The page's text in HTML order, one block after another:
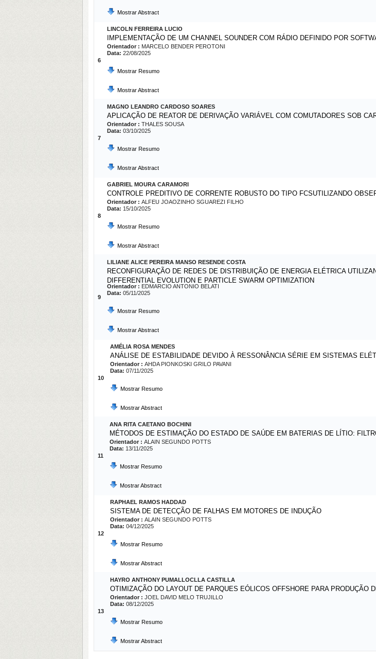
Mostrar Abstract
6
LINCOLN FERREIRA LUCIO
IMPLEMENTAÇÃO DE UM CHANNEL SOUNDER COM RÁDIO DEFINIDO POR
Orientador : MARCELO BENDER PEROTONI
Data: 22/08/2025
Mostrar Resumo
Mostrar Abstract
7
MAGNO LEANDRO CARDOSO SOARES
APLICAÇÃO DE REATOR DE DERIVAÇÃO VARIÁVEL COM COMUTADORES SOB
Orientador : THALES SOUSA
Data: 03/10/2025
Mostrar Resumo
Mostrar Abstract
8
GABRIEL MOURA CARAMORI
CONTROLE PREDITIVO DE CORRENTE ROBUSTO DO TIPO FCSUTILIZANDO
Orientador : ALFEU JOAOZINHO SGUAREZI FILHO
Data: 15/10/2025
Mostrar Resumo
Mostrar Abstract
9
LILIANE ALICE PEREIRA MANSO RESENDE COSTA
RECONFIGURAÇÃO DE REDES DE DISTRIBUIÇÃO DE ENERGIA ELÉTRICA
DIFFERENTIAL EVOLUTION E PARTICLE SWARM OPTIMIZATION
Orientador : EDMARCIO ANTONIO BELATI
Data: 05/11/2025
Mostrar Resumo
Mostrar Abstract
10
AMÉLIA ROSA MENDES
ANÁLISE DE ESTABILIDADE DEVIDO À RESSONÂNCIA SÉRIE EM SISTEMAS
Orientador : AHDA PIONKOSKI GRILO PAVANI
Data: 07/11/2025
Mostrar Resumo
Mostrar Abstract
11
ANA RITA CAETANO BOCHINI
MÉTODOS DE ESTIMAÇÃO DO ESTADO DE SAÚDE EM BATERIAS DE LÍTIO:
Orientador : ALAIN SEGUNDO POTTS
Data: 13/11/2025
Mostrar Resumo
Mostrar Abstract
12
RAPHAEL RAMOS HADDAD
SISTEMA DE DETECÇÃO DE FALHAS EM MOTORES DE INDUÇÃO
Orientador : ALAIN SEGUNDO POTTS
Data: 04/12/2025
Mostrar Resumo
Mostrar Abstract
13
HAYRO ANTHONY PUMALLOCLLA CASTILLA
OTIMIZAÇÃO DO LAYOUT DE PARQUES EÓLICOS OFFSHORE PARA PRODUÇÃO
Orientador : JOEL DAVID MELO TRUJILLO
Data: 08/12/2025
Mostrar Resumo
Mostrar Abstract